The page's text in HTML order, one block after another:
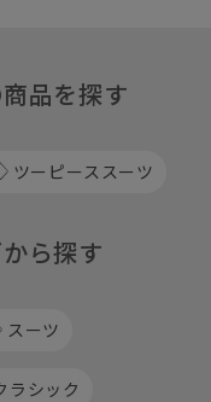
品を探す
ツーピーススーツ
ら探す
スーツ
ラシック